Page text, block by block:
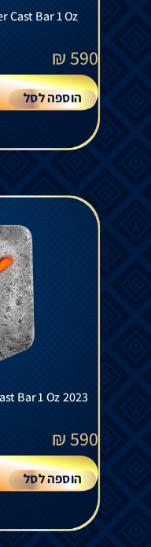
590
₪
הוספה לסל
Cast Bar 1 Oz 2023
590
₪
הוספה לסל